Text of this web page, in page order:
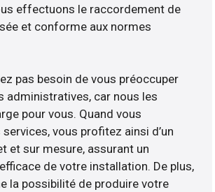
effectuons le raccordement de
et conforme aux normes
pas besoin de vous préoccuper
administratives, car nous les
pour vous. Quand vous
vous profitez ainsi d’un
et sur mesure, assurant un
de votre installation. De plus,
la possibilité de produire votre